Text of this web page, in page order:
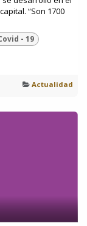
“Son 1700
- 19
Actualidad